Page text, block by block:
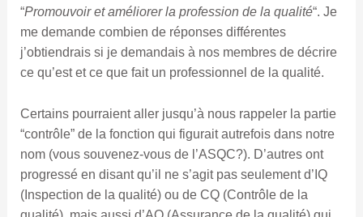
“Promouvoir et améliorer la profession de la qualité“. Je
me demande combien de réponses différentes
j’obtiendrais si je demandais à nos membres de décrire
ce qu’est et ce que fait un professionnel de la qualité.
Certains pourraient aller jusqu’à nous rappeler la partie
“contrôle” de la fonction qui figurait autrefois dans notre
nom (vous souvenez-vous de l’ASQC?). D’autres ont
progressé en disant qu’il ne s’agit pas seulement d’IQ
(Inspection de la qualité) ou de CQ (Contrôle de la